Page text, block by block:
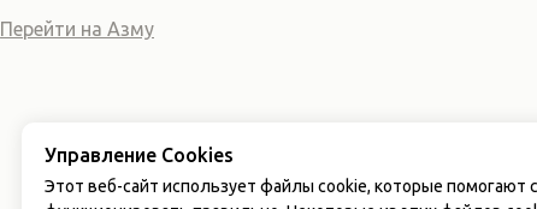
Перейти на Азму
Управление Cookies
Этот веб-сайт использует файлы cookie, которые помогают